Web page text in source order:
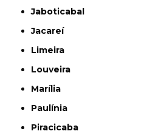
Jaboticabal
Jacareí
Limeira
Louveira
Marília
Paulínia
Piracicaba